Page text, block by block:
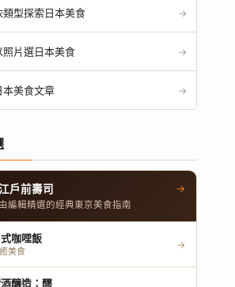
類型探索日本美食 →
照片選日本美食 →
本美食文章 →
戶前壽司
由編輯精選的經典東京美食指南
→
式咖哩飯
美食
→
釀造：醪